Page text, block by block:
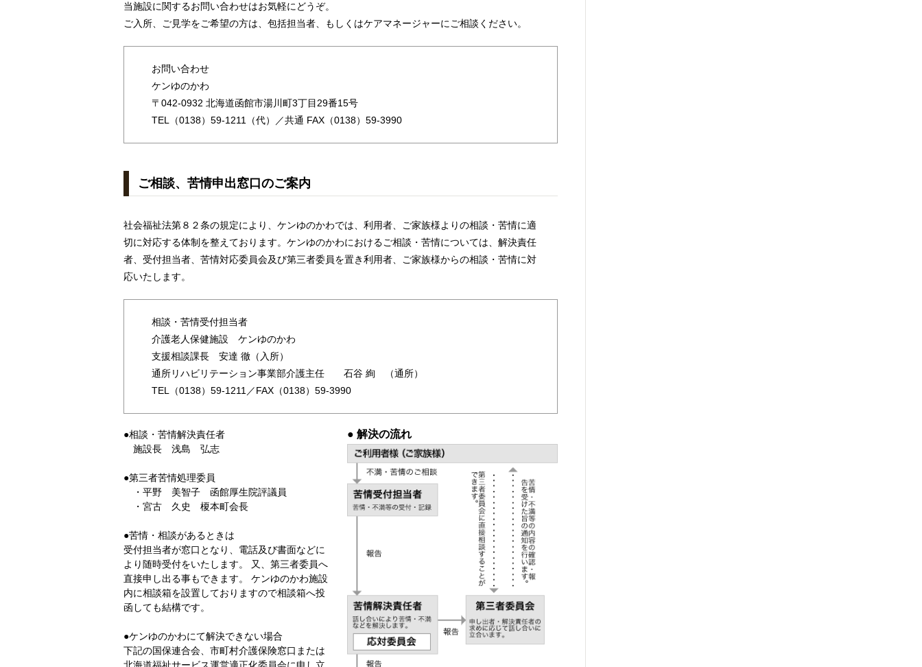
当施設に関するお問い合わせはお気軽にどうぞ。
ご入所、ご見学をご希望の方は、包括担当者、もしくはケアマネージャーにご相談ください。
お問い合わせ
ケンゆのかわ
〒042-0932 北海道函館市湯川町3丁目29番15号
TEL
（0138）59-1211 （代）／共通 FAX（0138）59-3990
ご相談、苦情申出窓口のご案内
社会福祉法第８２条の規定により、ケンゆのかわでは、利用者、ご家族様よりの相談・苦情に適
切に対応する体制を整えております。ケンゆのかわにおけるご相談・苦情については、解決責任
者、受付担当者、苦情対応委員会及び第三者委員を置き利用者、ご家族様からの相談・苦情に対
応いたします。
相談・苦情受付担当者
介護老人保健施設 ケンゆのかわ
支援相談課長 安達 徹（入所）
通所リハビリテーション事業部介護主任 石谷 絢 （通所）
TEL
（0138）59-1211 ／FAX（0138）59-3990
● 解決の流れ
●相談・苦情解決責任者
施設長 浅島 弘志
●第三者苦情処理委員
・平野 美智子 函館厚生院評議員
・宮古 久史 榎本町会長
●苦情・相談があるときは
受付担当者が窓口となり、電話及び書面などに
より随時受付をいたします。 又、第三者委員へ
直接申し出る事もできます。 ケンゆのかわ施設
内に相談箱を設置しておりますので相談箱へ投
函しても結構です。
●ケンゆのかわにて解決できない場合
下記の国保連合会、市町村介護保険窓口または